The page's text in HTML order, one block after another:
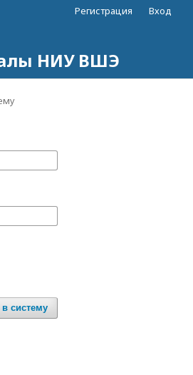
НИУ ВШЭ
Регистрация Вход
в систему